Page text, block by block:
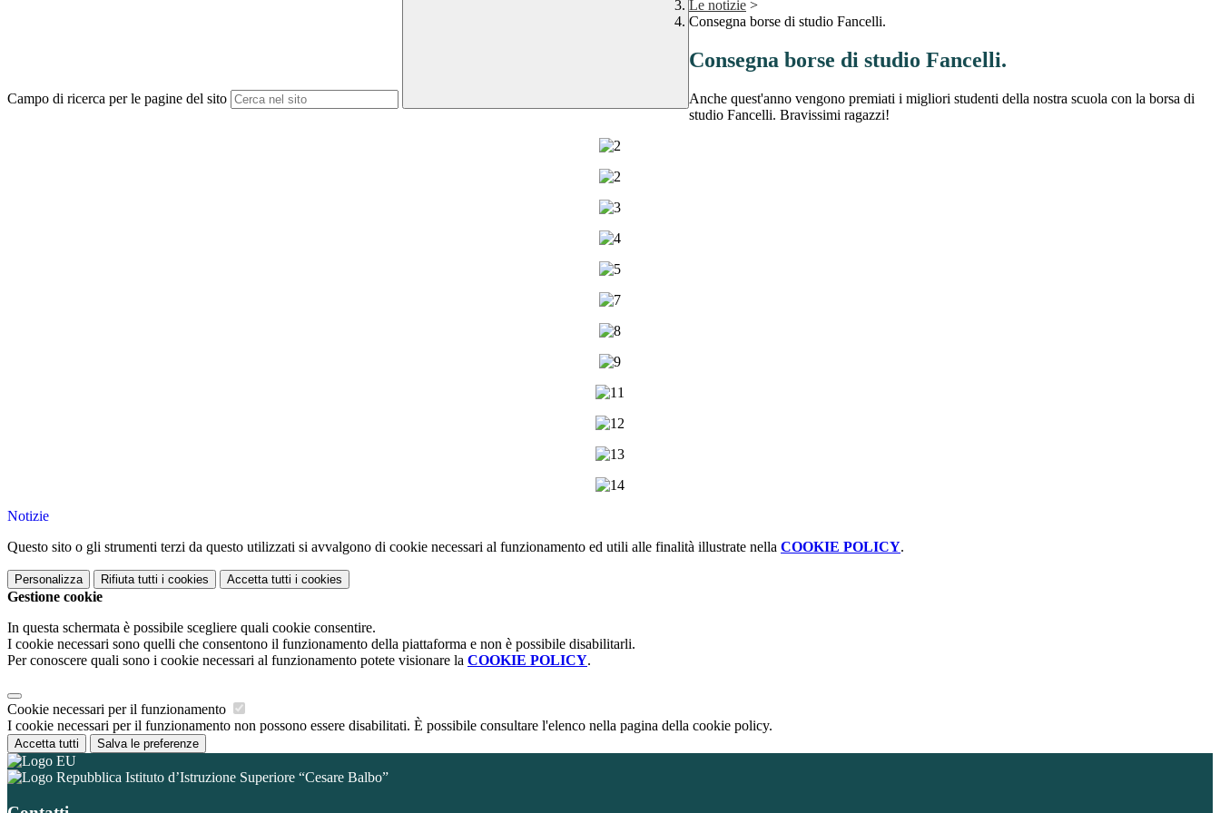
Campo di ricerca per le pagine del sito
Le notizie >
Consegna borse di studio Fancelli.
Consegna borse di studio Fancelli.
Anche quest'anno vengono premiati i migliori studenti della nostra scuola con la borsa di
studio Fancelli. Bravissimi ragazzi!
Notizie
Questo sito o gli strumenti terzi da questo utilizzati si avvalgono di cookie necessari al funzionamento ed utili alle finalità illustrate nella COOKIE POLICY.
Personalizza Rifiuta tutti i cookies Accetta tutti i cookies
Gestione cookie
In questa schermata è possibile scegliere quali cookie consentire.
I cookie necessari sono quelli che consentono il funzionamento della piattaforma e non è possibile disabilitarli.
Per conoscere quali sono i cookie necessari al funzionamento potete visionare la COOKIE POLICY.
Cookie necessari per il funzionamento
I cookie necessari per il funzionamento non possono essere disabilitati. È possibile consultare l'elenco nella pagina della cookie policy.
Accetta tutti Salva le preferenze
Istituto d’Istruzione Superiore “Cesare Balbo”